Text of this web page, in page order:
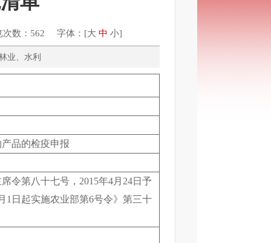
次数：562 字体：[大 中 小]
、林业、水利
品的检疫申报
令第八十七号，2015年4月24日予
1日起实施农业部第6号令》第三十